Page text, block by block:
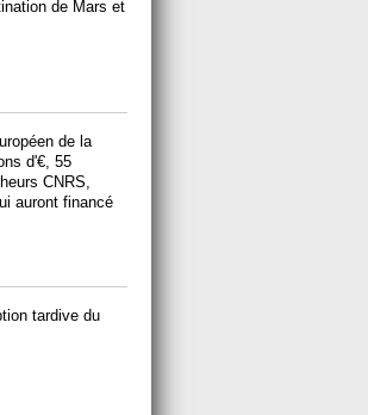
de Mars et
de la
d'€, 55
CNRS,
auront financé
tardive du